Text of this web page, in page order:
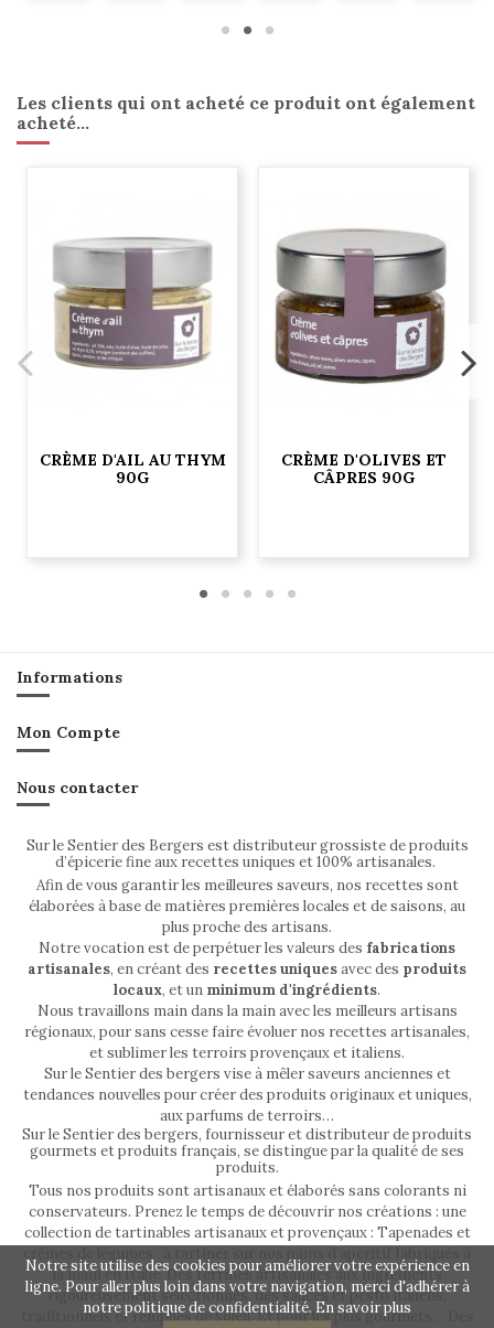
Les clients qui ont acheté ce produit ont également
acheté...
CRÈME D'AIL AU THYM
90G
CRÈME D'OLIVES ET
CÂPRES 90G
Informations
Mon Compte
Nous contacter
Sur le Sentier des Bergers est distributeur grossiste de produits
d’épicerie fine aux recettes uniques et 100% artisanales.
Afin de vous garantir les meilleures saveurs, nos recettes sont
élaborées à base de matières premières locales et de saisons, au
plus proche des artisans.
Notre vocation est de perpétuer les valeurs des fabrications
artisanales, en créant des recettes uniquesavec des produits
locaux, et un minimum d'ingrédients.
Nous travaillons main dans la main avec les meilleurs artisans
régionaux, pour sans cesse faire évoluer nos recettes artisanales,
et sublimer les terroirs provençaux et italiens.
Sur le Sentier des bergers vise à mêler saveurs anciennes et
tendances nouvelles pour créer des produits originaux et uniques,
aux parfums de terroirs…
Sur le Sentier des bergers, fournisseur et distributeur de produits
gourmets et produits français, se distingue par la qualité de ses
produits.
Tous nos produits sont artisanaux et élaborés sans colorants ni
conservateurs. Prenez le temps de découvrir nos créations : une
collection de tartinables artisanaux et provençaux : Tapenades et
la main en Italie. Des terrines artisanales aux ingrédients
rigoureusement sélectionnés, des sauces et pesto italiens,
traditionnels et remplies de soleil. Et pour les plus gourmets… Des
Notre site utilise des cookies pour améliorer votre expérience en
ligne. Pour aller plus loin dans votre navigation, merci d'adhérer à
notre politique de confidentialité. En savoir plus